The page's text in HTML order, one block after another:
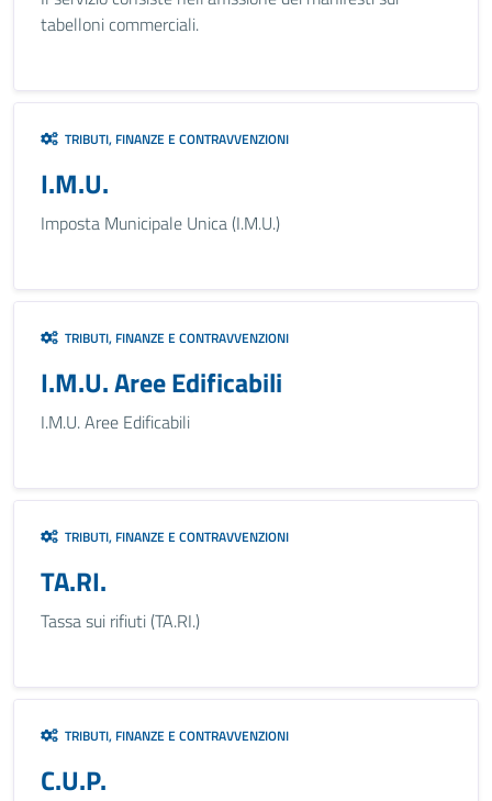
tabelloni commerciali.
TRIBUTI, FINANZE E CONTRAVVENZIONI
I.M.U.
Imposta Municipale Unica (I.M.U.)
TRIBUTI, FINANZE E CONTRAVVENZIONI
I.M.U. Aree Edificabili
I.M.U. Aree Edificabili
TRIBUTI, FINANZE E CONTRAVVENZIONI
TA.RI.
Tassa sui rifiuti (TA.RI.)
TRIBUTI, FINANZE E CONTRAVVENZIONI
C.U.P.